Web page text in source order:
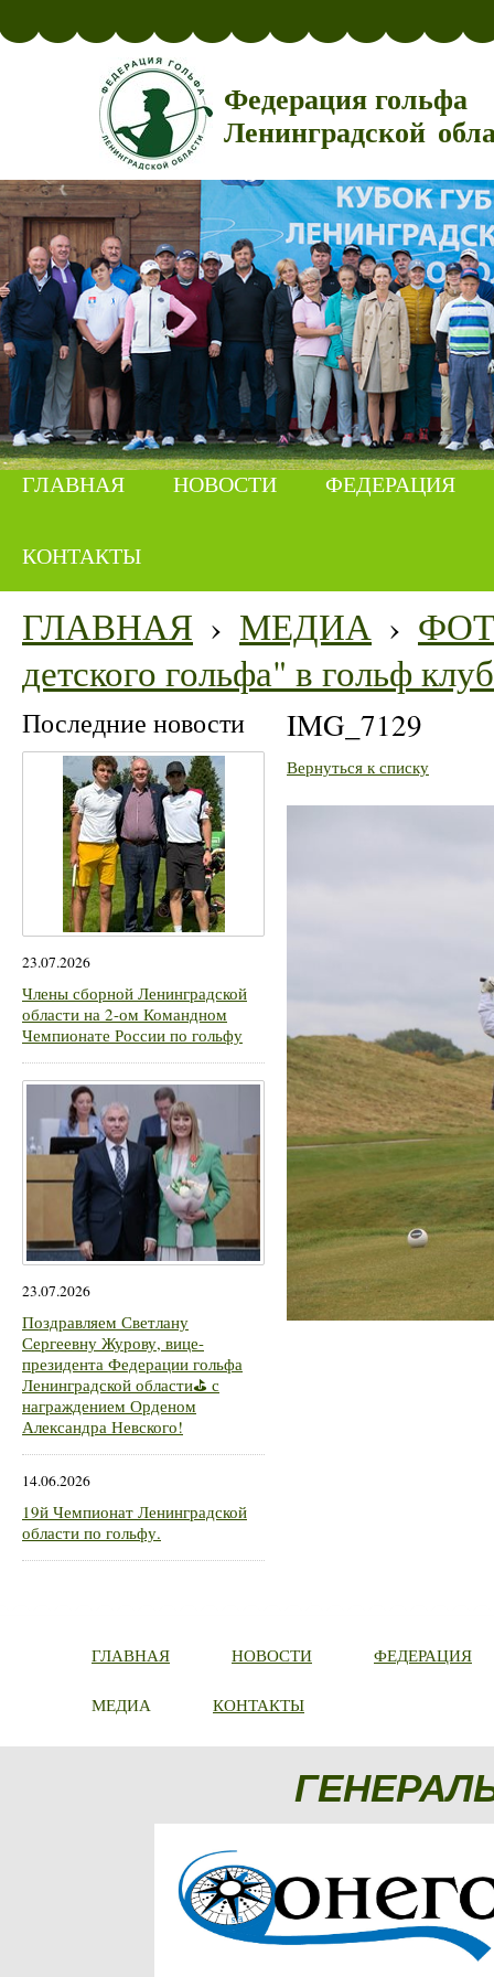
Федерация гольфа
Ленинградской
ГЛАВНАЯ НОВОСТИ ФЕДЕРАЦИЯ
КОНТАКТЫ
ГЛАВНАЯ › МЕДИА ›
детского гольфа" в гольф
Последние новости
23.07.2026
Члены сборной Ленинградской
области на 2-ом Командном
Чемпионате России по гольфу
23.07.2026
Поздравляем Светлану
Сергеевну Журову, вице-
президента Федерации гольфа
Ленинградской области⛳ с
награждением Орденом
Александра Невского!
14.06.2026
19й Чемпионат Ленинградской
области по гольфу.
IMG_7129
Вернуться к списку
ГЛАВНАЯ НОВОСТИ ФЕДЕРАЦИЯ
МЕДИА КОНТАКТЫ